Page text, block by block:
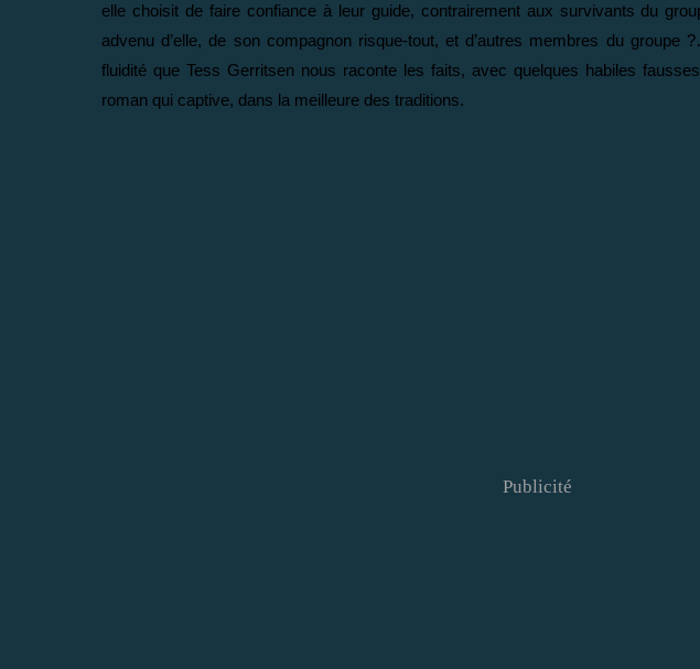
elle choisit de faire confiance à leur guide, contrairement aux survivants du
advenu d’elle, de son compagnon risque-tout, et d’autres membres du groupe
fluidité que Tess Gerritsen nous raconte les faits, avec quelques habiles
roman qui captive, dans la meilleure des traditions.
Publicité